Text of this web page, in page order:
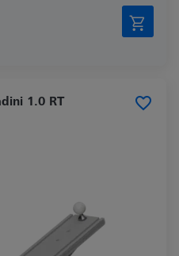
1.0 RT